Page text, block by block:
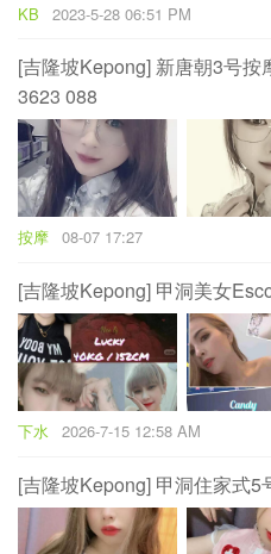
KB 2023-5-28 06:51 PM
[吉隆坡Kepong] 新唐朝3号
3623 088
按摩 08-07 17:27
[吉隆坡Kepong] 甲洞美女
下水 2026-7-15 12:58 AM
[吉隆坡Kepong] 甲洞住家式